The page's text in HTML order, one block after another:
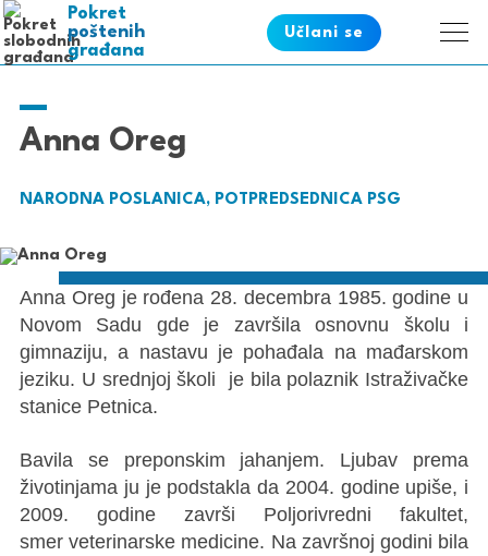
Pokret
poštenih
ispravnih
pametnih
građana
Učlani se
Anna Oreg
NARODNA POSLANICA, POTPREDSEDNICA PSG
Anna Oreg je rođena 28. decembra 1985. godine u
Novom Sadu gde je završila osnovnu školu i
gimnaziju, a nastavu je pohađala na mađarskom
jeziku. U srednjoj školi je bila polaznik Istraživačke
stanice Petnica.
Bavila se preponskim jahanjem. Ljubav prema
životinjama ju je podstakla da 2004. godine upiše, i
2009. godine završi Poljorivredni fakultet,
smer veterinarske medicine. Na završnoj godini bila